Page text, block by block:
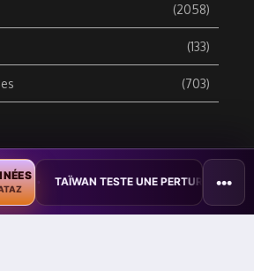
(2058)
(133)
(703)
DATA SECURITY BREACH - Groupe
ZATAZ Média
TESTE UNE PERTURBATION MASSIVE DE
•••